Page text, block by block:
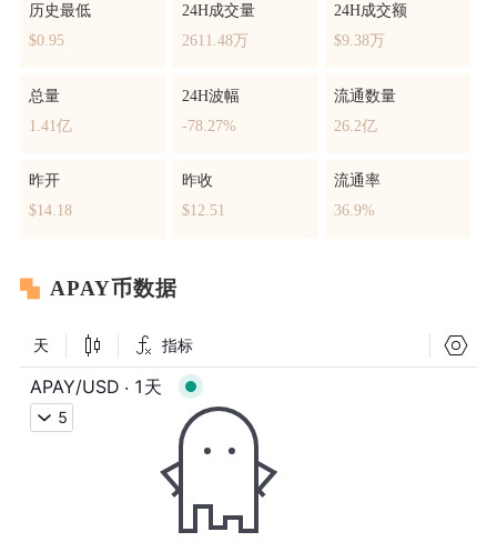
历史最低
$0.95
24H成交量
2611.48万
24H成交额
$9.38万
总量
1.41亿
24H波幅
-78.27%
流通数量
26.2亿
昨开
$14.18
昨收
$12.51
流通率
36.9%
APAY币数据